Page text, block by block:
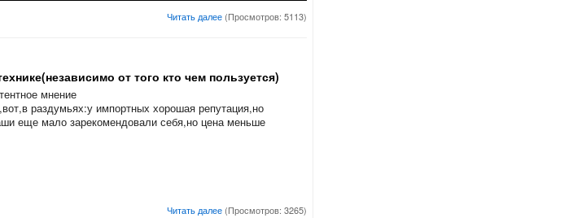
Читать далее (Просмотров: 5113)
от того кто чем пользуется)
мнение
раздумьях:у импортных хорошая репутация,но
еще мало зарекомендовали себя,но цена меньше
Читать далее (Просмотров: 3265)